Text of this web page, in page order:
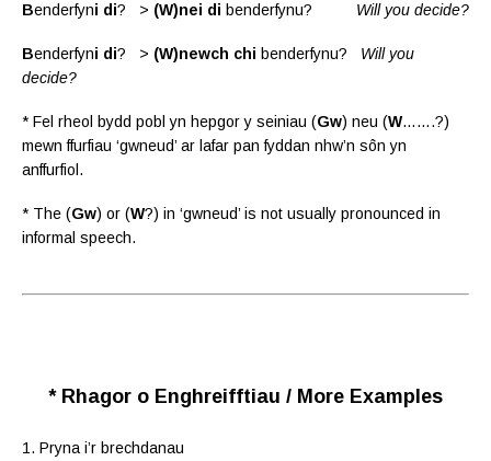
Benderfyni di? > (W)nei di benderfynu? Will you decide?
Benderfyni di? > (W)newch chi benderfynu? Will you
decide?
* Fel rheol bydd pobl yn hepgor y seiniau (Gw) neu (W…….?)
mewn ffurfiau ‘gwneud’ ar lafar pan fyddan nhw’n sôn yn
anffurfiol.
* The (Gw) or (W?) in ‘gwneud’ is not usually pronounced in
informal speech.
* Rhagor o Enghreifftiau / More Examples
1. Pryna i’r brechdanau